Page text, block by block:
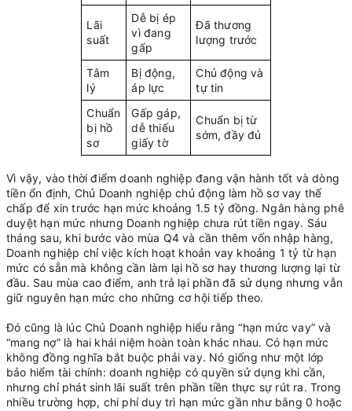
Lãi
suất
Dễ bị ép
vì đang
gấp
Đã thương
lượng trước
Tâm
lý
Bị động,
áp lực
Chủ động và
tự tin
Chuẩn
bị hồ
sơ
Gấp gáp,
dễ thiếu
giấy tờ
Chuẩn bị từ
sớm, đầy đủ
Vì vậy, vào thời điểm doanh nghiệp đang vận hành tốt và dòng
tiền ổn định, Chủ Doanh nghiệp chủ động làm hồ sơ vay thế
chấp để xin trước hạn mức khoảng 1.5 tỷ đồng. Ngân hàng phê
duyệt hạn mức nhưng Doanh nghiệp chưa rút tiền ngay. Sáu
tháng sau, khi bước vào mùa Q4 và cần thêm vốn nhập hàng,
Doanh nghiệp chỉ việc kích hoạt khoản vay khoảng 1 tỷ từ hạn
mức có sẵn mà không cần làm lại hồ sơ hay thương lượng lại từ
đầu. Sau mùa cao điểm, anh trả lại phần đã sử dụng nhưng vẫn
giữ nguyên hạn mức cho những cơ hội tiếp theo.
Đó cũng là lúc Chủ Doanh nghiệp hiểu rằng “hạn mức vay” và
“mang nợ” là hai khái niệm hoàn toàn khác nhau. Có hạn mức
không đồng nghĩa bắt buộc phải vay. Nó giống như một lớp
bảo hiểm tài chính: doanh nghiệp có quyền sử dụng khi cần,
nhưng chỉ phát sinh lãi suất trên phần tiền thực sự rút ra. Trong
nhiều trường hợp, chi phí duy trì hạn mức gần như bằng 0 hoặc